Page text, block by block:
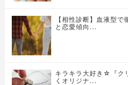
【相性診断】血液型
と恋愛傾向...
キラキラ大好き☆『ク
くオリジナ...